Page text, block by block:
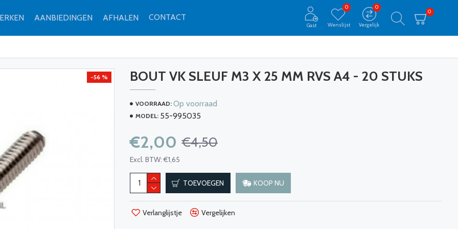
AANBIEDINGEN AFHALEN CONTACT
Gast Wenslijst
0
Vergelijk
0
0
-56 % BOUT VK SLEUF M3 X 25 MM RVS A4 - 20 STUKS
VOORRAAD: Op voorraad
MODEL: 55-995035
€2,00 €4,50
Excl. BTW: €1,65
TOEVOEGEN KOOP NU
Verlanglijstje Vergelijken